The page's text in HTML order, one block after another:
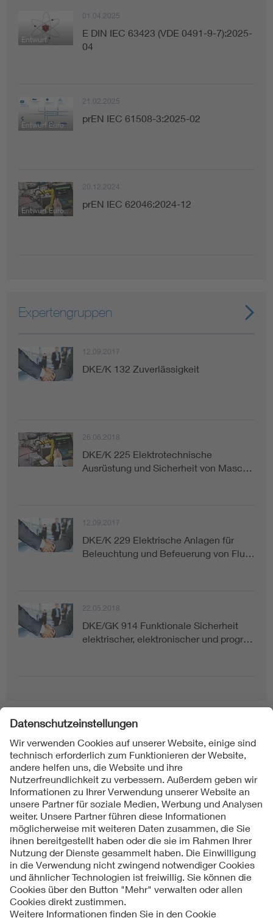
Entwurf
01.04.2025
E DIN IEC 63423 (VDE 0491-9-7):2025-
04
Entwurf Europäische Norm
21.02.2025
prEN IEC 61508-3:2025-02
Entwurf Europäische Norm
20.12.2024
prEN IEC 62046:2024-12
Expertengruppen
12.09.2017
DKE/K 132 Zuverlässigkeit
26.06.2018
DKE/K 225 Elektrotechnische
Ausrüstung und Sicherheit von Masc…
12.09.2017
DKE/K 229 Elektrische Anlagen für
Beleuchtung und Befeuerung von Flu…
22.05.2018
DKE/GK 914 Funktionale Sicherheit
elektrischer, elektronischer und progr…
Folgen Sie uns
Kontakte
Service
Impressum